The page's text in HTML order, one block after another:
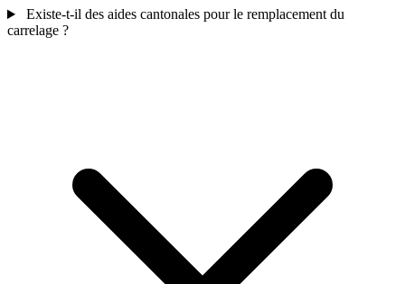
Existe-t-il des aides cantonales pour le remplacement du
carrelage ?